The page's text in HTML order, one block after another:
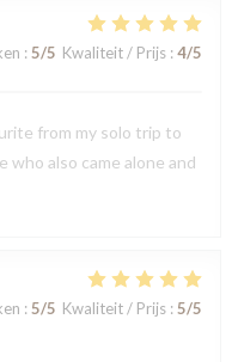
: 5/5 Kwaliteit / Prijs: 4/5
from my solo trip to
also came alone and
: 5/5 Kwaliteit / Prijs: 5/5